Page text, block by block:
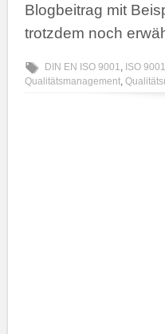
Blogbeitrag mit
trotzdem noch
DIN EN ISO 9001, ISO 9001
Qualitätsmanagement,